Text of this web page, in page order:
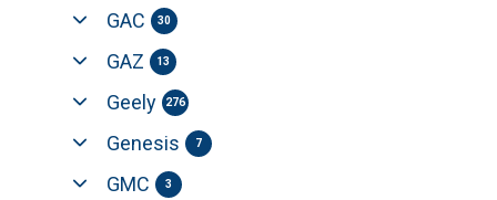
GAC 30
GAZ 13
Geely 276
Genesis 7
GMC 3